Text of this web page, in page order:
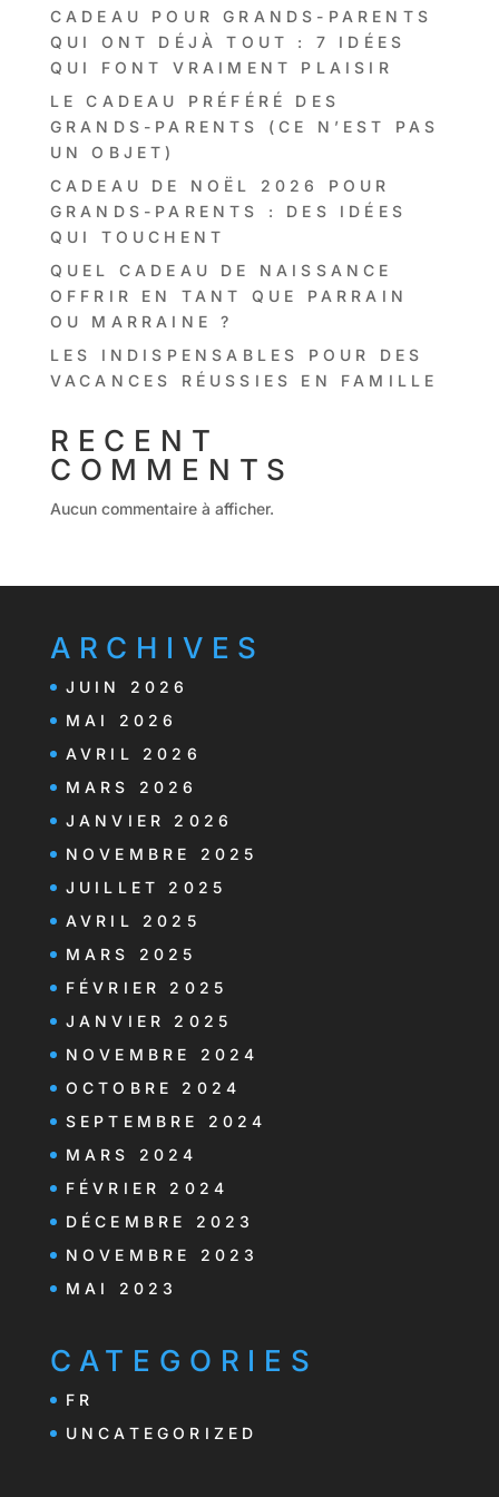
CADEAU POUR GRANDS-PARENTS
QUI ONT DÉJÀ TOUT : 7 IDÉES
QUI FONT VRAIMENT PLAISIR
LE CADEAU PRÉFÉRÉ DES
GRANDS-PARENTS (CE N’EST PAS
UN OBJET)
CADEAU DE NOËL 2026 POUR
GRANDS-PARENTS : DES IDÉES
QUI TOUCHENT
QUEL CADEAU DE NAISSANCE
OFFRIR EN TANT QUE PARRAIN
OU MARRAINE ?
LES INDISPENSABLES POUR DES
VACANCES RÉUSSIES EN FAMILLE
RECENT
COMMENTS
Aucun commentaire à afficher.
ARCHIVES
JUIN 2026
MAI 2026
AVRIL 2026
MARS 2026
JANVIER 2026
NOVEMBRE 2025
JUILLET 2025
AVRIL 2025
MARS 2025
FÉVRIER 2025
JANVIER 2025
NOVEMBRE 2024
OCTOBRE 2024
SEPTEMBRE 2024
MARS 2024
FÉVRIER 2024
DÉCEMBRE 2023
NOVEMBRE 2023
MAI 2023
CATEGORIES
FR
UNCATEGORIZED